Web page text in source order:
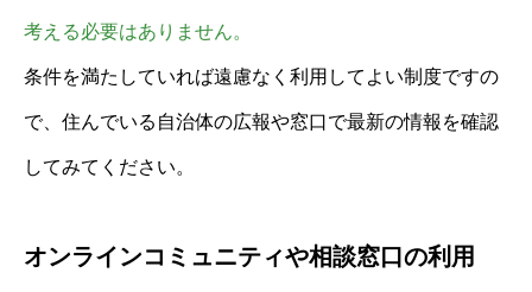
考える必要はありません。
条件を満たしていれば遠慮なく利用してよい制度ですの
で、住んでいる自治体の広報や窓口で最新の情報を確認
してみてください。
オンラインコミュニティや相談窓口の利用